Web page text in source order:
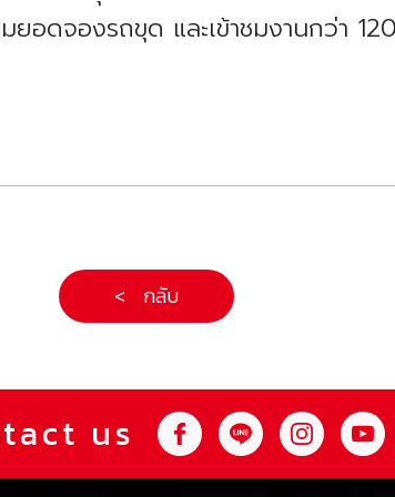
อดจองรถขุด และเข้าชมงานกว่า
< กลับ
us